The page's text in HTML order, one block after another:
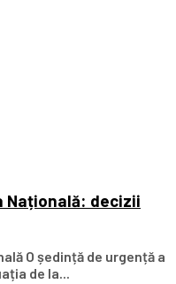
Națională: decizii
O ședință de urgență a
de la...